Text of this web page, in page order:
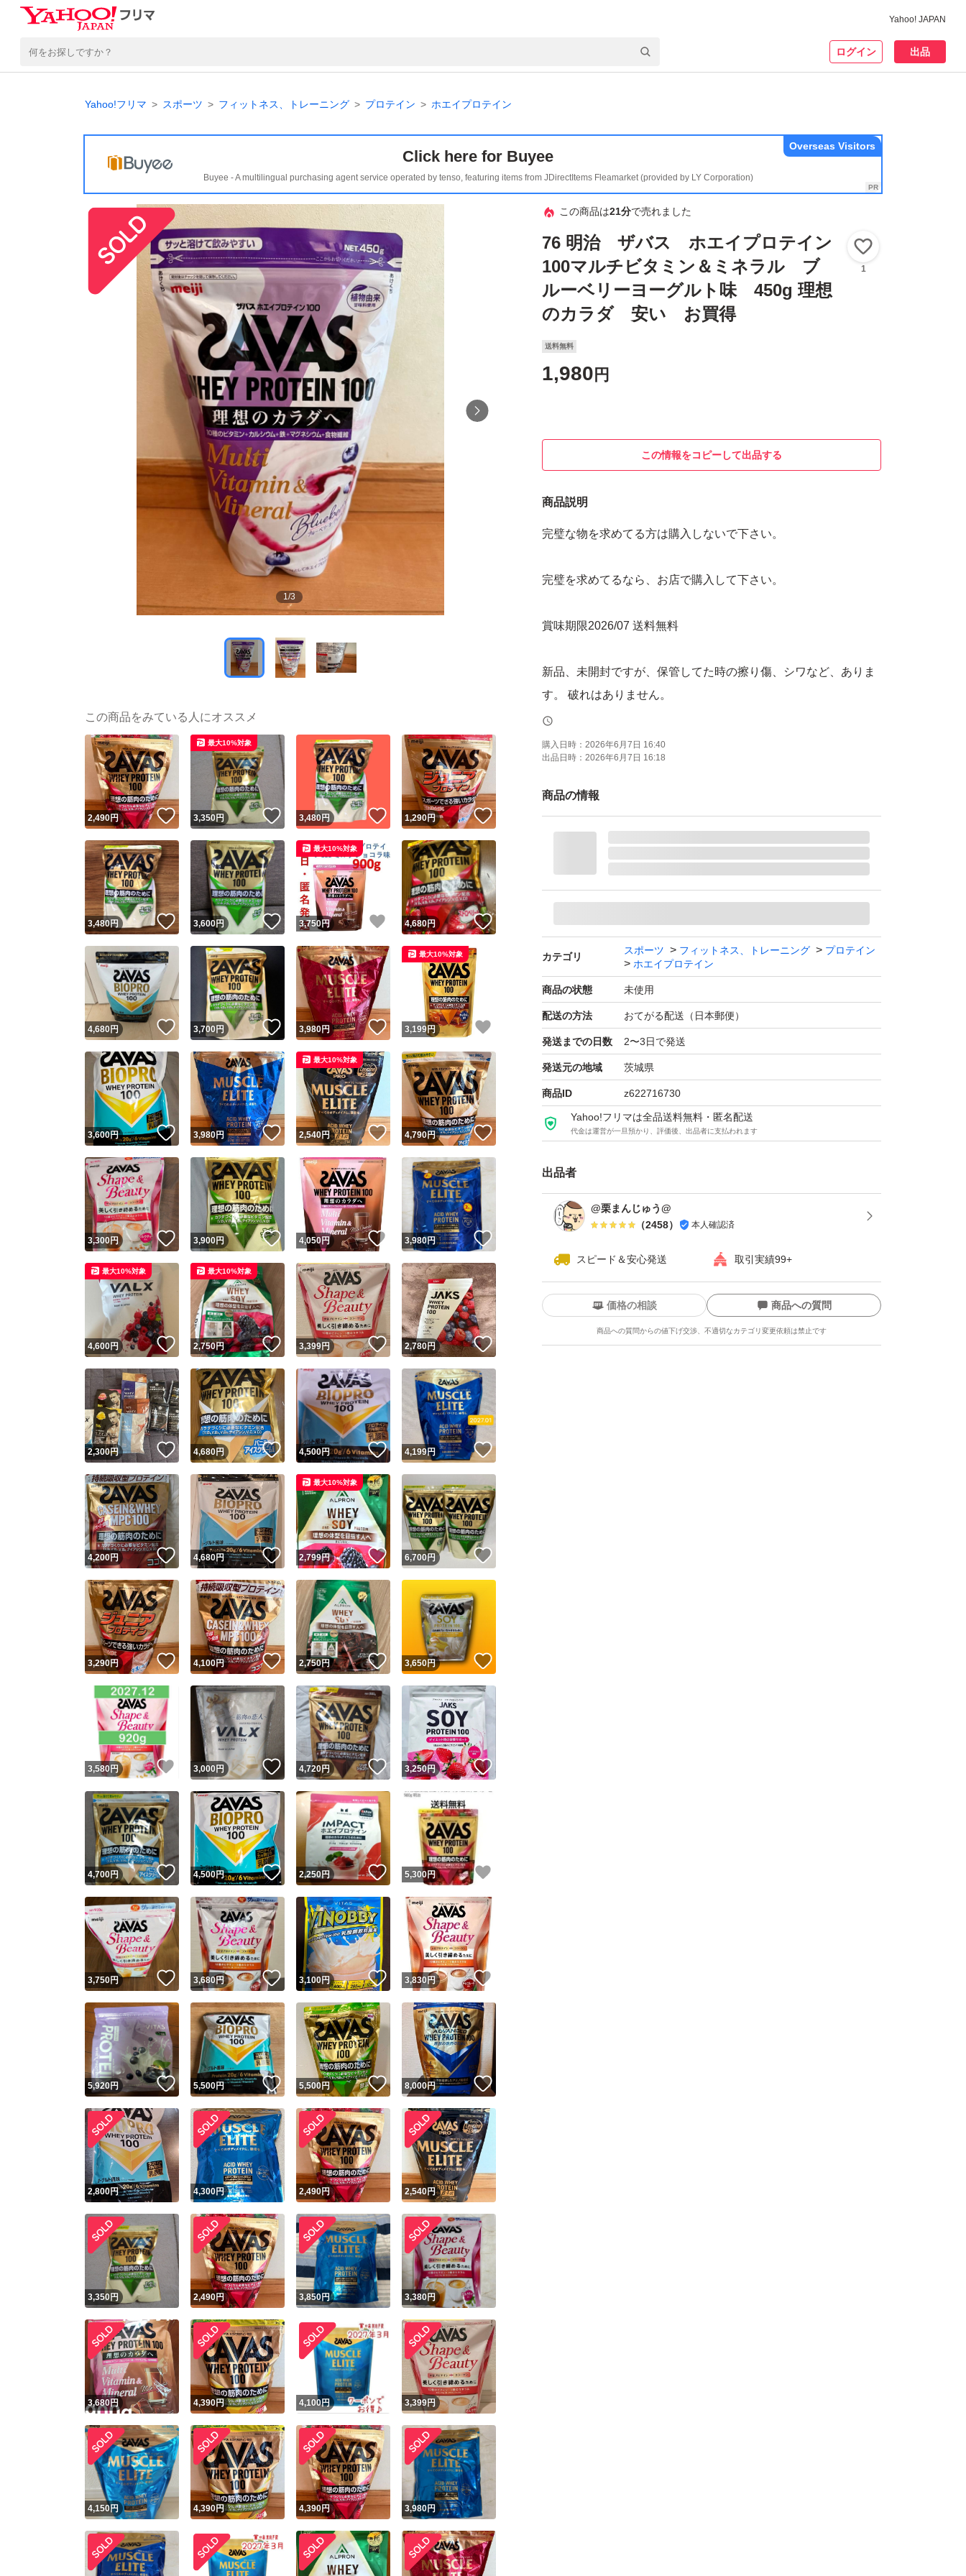
Yahoo! JAPAN
ログイン 出品
Yahoo!フリマ スポーツ フィットネス、トレーニング プロテイン ホエイプロテイン
Click here for Buyee
Buyee - A multilingual purchasing agent service operated by tenso, featuring items from JDirectItems Fleamarket (provided by LY Corporation)
Overseas Visitors
1/3
この商品は21分で売れました
76 明治 ザバス ホエイプロテイン
100マルチビタミン＆ミネラル ブ
ルーベリーヨーグルト味 450g 理想
のカラダ 安い お買得
1
送料無料
1,980 円
この情報をコピーして出品する
商品説明
完璧な物を求めてる方は購入しないで下さい。
完璧を求めてるなら、お店で購入して下さい。
賞味期限2026/07 送料無料
新品、未開封ですが、保管してた時の擦り傷、シワなど、ありま
す。 破れはありません。
あくまで素人出品なので、梱包が雑な場合もあるかもしれませ
ん。簡易的な梱包での発送の場合もありますので、
開封時にカッターやハサミ等を使用されるる場合は、
ご理解の上ご購入をお願いします。
自宅保管のため、神経質な方または完璧な品質を求める方は購
入をご遠慮ください。
購入後の返品、クレーム等の対応しかねます。
ザバス ホエイプロテイン100 マルチビタミン＆ミネラル ブルーベ
リーヨーグルト味 450g × 1個
ブランド：明治 ザバス
プロテイン剤形、タイプ：粉末
たんぱく質含有率：59.5 %
味：ヨーグルト味
容量（g）：450.0 g
販売単位：1.0 セット
購入日時： 2026年6月7日 16:40
出品日時： 2026年6月7日 16:18
商品の情報
カテゴリ
スポーツ フィットネス、トレーニング
プロテイン
ホエイプロテイン
商品の状態 未使用
配送の方法 おてがる配送（日本郵便）
発送までの日数 2〜3日で発送
発送元の地域 茨城県
商品ID z622716730
Yahoo!フリマは全品送料無料・匿名配送
代金は運営が一旦預かり、評価後、出品者に支払われます
出品者
@栗まんじゅう@
（2458） 本人確認済
スピード＆安心発送 取引実績99+
ユーザーの実績について
Yahoo!フリマが定めた一定の基準を満たしたユーザーにバッジを付与しています
安心取引出品者
安心取引出品者 Yahoo!フリマの基準をクリアした安心・安全なユーザーです
取引実績
取引実績◯+ このユーザーはYahoo!フリマの取引を完了させた実績があります
他フリマ実績◯+ このユーザーは他フリマサービスでの取引実績があります
スピード&安心発送
※このバッジは実績に基づく表示であり、発送を保証しているものではありません
スピード＆安心発送
このユーザーは高頻度で24時間以内＆設定した発送日数内に発送してい
スピード発送 このユーザーは高頻度で24時間以内に発送しています
安心発送 このユーザーは設定した発送日数内に発送しています
価格の相談 商品への質問
商品への質問からの値下げ交渉、不適切なカテゴリ変更依頼は禁止です
この商品の情報をコピーします
商品画像の無断転載は禁止されています
コピーは1商品につき1回です
出品ページへ
キャンセル
この商品をみている人にオススメ
2,490円 いいね！
3,350円 いいね！
最大10%対象
3,480円 いいね！
1,290円 いいね！
3,480円 いいね！
3,600円 いいね！
3,750円 いいね！
最大10%対象
4,680円 いいね！
4,680円 いいね！
3,700 円 いいね！
3,980円 いいね！
3,199円
最大10%対象
3,600円 いいね！
3,980円 いいね！
2,540円 いいね！
最大10%対象
4,790円 いいね！
3,300円 いいね！
3,900円 いいね！
4,050円 いいね！
3,980円
4,600円 いいね！
最大10%対象
2,750円 いいね！
最大10%対象
3,399円 いいね！
2,780円 いいね！
2,300円 いいね！
4,680円 いいね！
4,500円 いいね！
4,199円 いいね！
4,200円 いいね！
4,680円 いいね！
2,799円 いいね！
最大10%対象
6,700円
3,290円 いいね！
4,100円 いいね！
2,750円 いいね！
3,650円
3,580円 いいね！
3,000円 いいね！
4,720円 いいね！
3,250円
4,700円 いいね！
4,500円 いいね！
2,250円 いいね！
5,300円
3,750円 いいね！
3,680円 いいね！
3,100円 いいね！
3,830 円
5,920円 いいね！
5,500円 いいね！
5,500円 いいね！
8,000円
2,800円 4,300円 2,490円 2,540円
3,350円 2,490円 3,850円 3,380円
3,680円 4,390円 4,100円 3,399円
4,150円 4,390円 4,390円 3,980円